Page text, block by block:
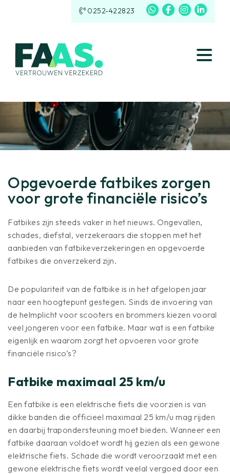
0252-422823
Opgevoerde fatbikes zorgen
voor grote financiële risico’s
Fatbikes zijn steeds vaker in het nieuws. Ongevallen,
schades, diefstal, verzekeraars die stoppen met het
aanbieden van fatbikeverzekeringen en opgevoerde
fatbikes die onverzekerd zijn.
De populariteit van de fatbike is in het afgelopen jaar
naar een hoogtepunt gestegen. Sinds de invoering van
de helmplicht voor scooters en brommers kiezen vooral
veel jongeren voor een fatbike. Maar wat is een fatbike
eigenlijk en waarom zorgt het opvoeren voor grote
financiële risico’s?
Fatbike maximaal 25 km/u
Een fatbike is een elektrische fiets die voorzien is van
dikke banden die officieel maximaal 25 km/u mag rijden
en daarbij trapondersteuning moet bieden. Wanneer een
fatbike daaraan voldoet wordt hij gezien als een gewone
elektrische fiets. Schade die wordt veroorzaakt met een
gewone elektrische fiets wordt veelal vergoed door een